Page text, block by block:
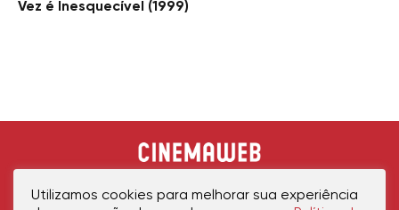
Vez é Inesquecível (1999)
Utilizamos cookies para melhorar sua experiência